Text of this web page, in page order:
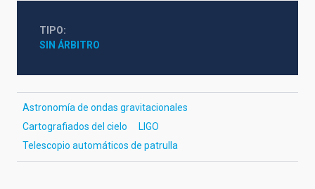
TIPO
SIN ÁRBITRO
Astronomía de ondas gravitacionales
Cartografiados del cielo
LIGO
Telescopio automáticos de patrulla